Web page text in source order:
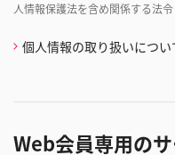
人情報保護法を含め関係する法
個人情報の取り扱いについ
Web会員専用の